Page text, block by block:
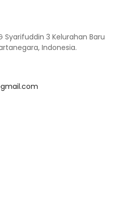
Syarifuddin 3 Kelurahan Baru
Indonesia.